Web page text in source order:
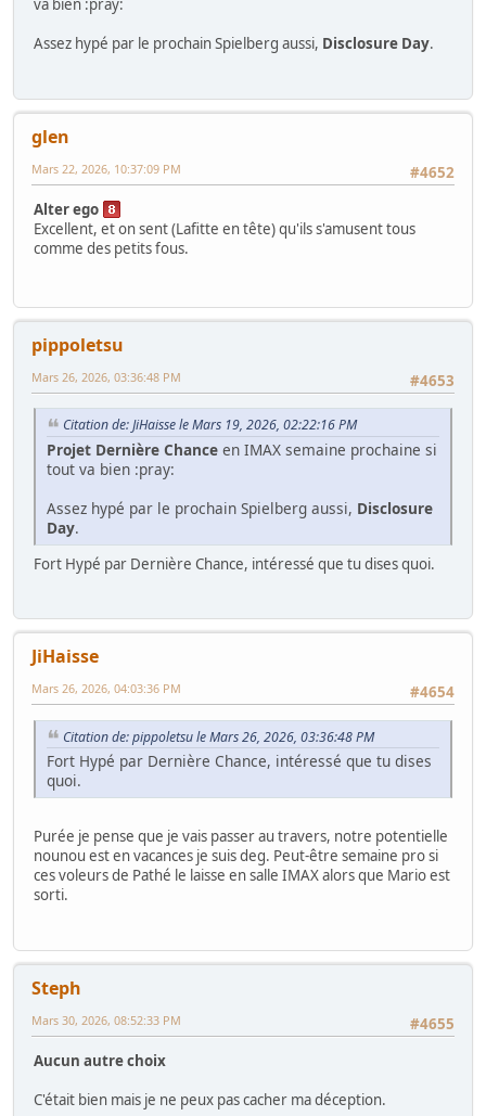
va bien :pray:
Assez hypé par le prochain Spielberg aussi, Disclosure Day.
glen
#4652
Mars 22, 2026, 10:37:09 PM
Alter ego
Excellent, et on sent (Lafitte en tête) qu'ils s'amusent tous
comme des petits fous.
pippoletsu
#4653
Mars 26, 2026, 03:36:48 PM
Citation de: JiHaisse le Mars 19, 2026, 02:22:16 PM
Projet Dernière Chance en IMAX semaine prochaine si
tout va bien :pray:
Assez hypé par le prochain Spielberg aussi, Disclosure
Day.
Fort Hypé par Dernière Chance, intéressé que tu dises quoi.
JiHaisse
#4654
Mars 26, 2026, 04:03:36 PM
Citation de: pippoletsu le Mars 26, 2026, 03:36:48 PM
Fort Hypé par Dernière Chance, intéressé que tu dises
quoi.
Purée je pense que je vais passer au travers, notre potentielle
nounou est en vacances je suis deg. Peut-être semaine pro si
ces voleurs de Pathé le laisse en salle IMAX alors que Mario est
sorti.
Steph
#4655
Mars 30, 2026, 08:52:33 PM
Aucun autre choix
C'était bien mais je ne peux pas cacher ma déception.